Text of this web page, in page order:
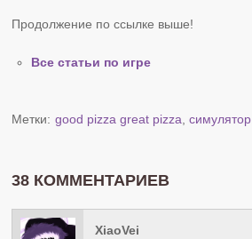
Продолжение по ссылке выше!
Все статьи по игре
Метки: good pizza great pizza,симулятор
38 КОММЕНТАРИЕВ
XiaoVei